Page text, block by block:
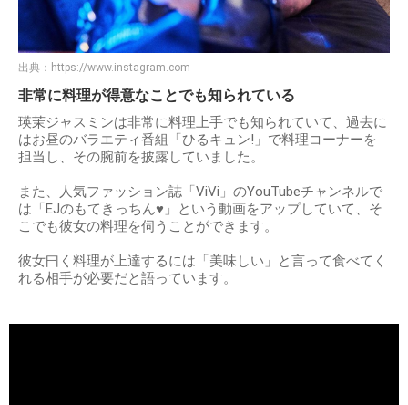
出典： https://www.instagram.com
非常に料理が得意なことでも知られている
瑛茉ジャスミンは非常に料理上手でも知られていて、過去に
はお昼のバラエティ番組「ひるキュン!」で料理コーナーを
担当し、その腕前を披露していました。
また、人気ファッション誌「ViVi」のYouTubeチャンネルで
は「EJのもてきっちん♥︎」という動画をアップしていて、そ
こでも彼女の料理を伺うことができます。
彼女曰く料理が上達するには「美味しい」と言って食べてく
れる相手が必要だと語っています。